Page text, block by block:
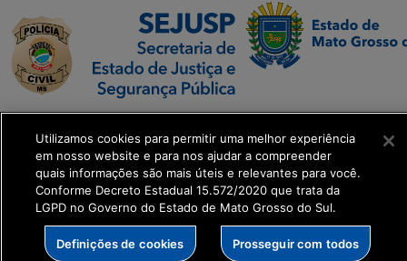
Executiva de
Transformação Digital
get_footer();
Utilizamos cookies para permitir uma melhor experiência
em nosso website e para nos ajudar a compreender
quais informações são mais úteis e relevantes para você.
Conforme Decreto Estadual 15.572/2020 que trata da
LGPD no Governo do Estado de Mato Grosso do Sul.
Definições de cookies Prosseguir com todos